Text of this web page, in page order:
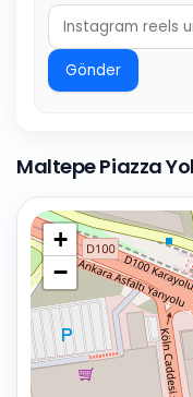
Gönder
Maltepe Piazza
+
−